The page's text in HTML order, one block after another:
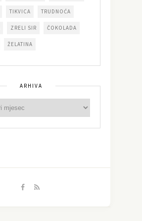
TIKVICA TRUDNOĆA
ZRELI SIR ČOKOLADA
ŽELATINA
ARHIVA